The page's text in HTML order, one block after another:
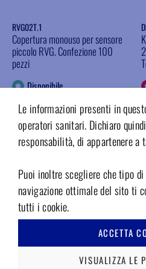
Le informazioni presenti in
operatori sanitari. Dichiaro
responsabilità, di appartenere a
Puoi inoltre scegliere che tipo
navigazione ottimale del sito ti
tutti i cookie.
ACCETTA
VISUALIZZA LE
RVG02T.1
Copertura monouso per sensore
piccolo RVG. Confezione 100
pezzi
Disponibile
Accedi per il prezzo
INFO